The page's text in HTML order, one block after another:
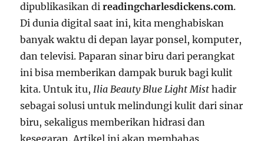
dipublikasikan direadingcharlesdickens.com.
Di dunia digital saat ini, kita menghabiskan
banyak waktu di depan layar ponsel, komputer,
dan televisi. Paparan sinar biru dari perangkat
ini bisa memberikan dampak buruk bagi kulit
kita. Untuk itu,Ilia Beauty Blue Light Mist hadir
sebagai solusi untuk melindungi kulit dari sinar
biru, sekaligus memberikan hidrasi dan
kesegaran. Artikel ini akan membahas